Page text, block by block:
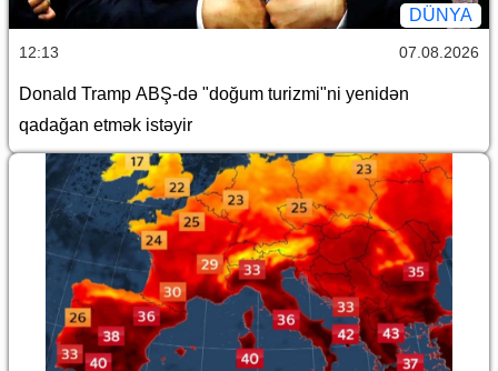
DÜNYA
12:13 07.08.2026
Donald Tramp ABŞ-də "doğum turizmi"ni yenidən
qadağan etmək istəyir